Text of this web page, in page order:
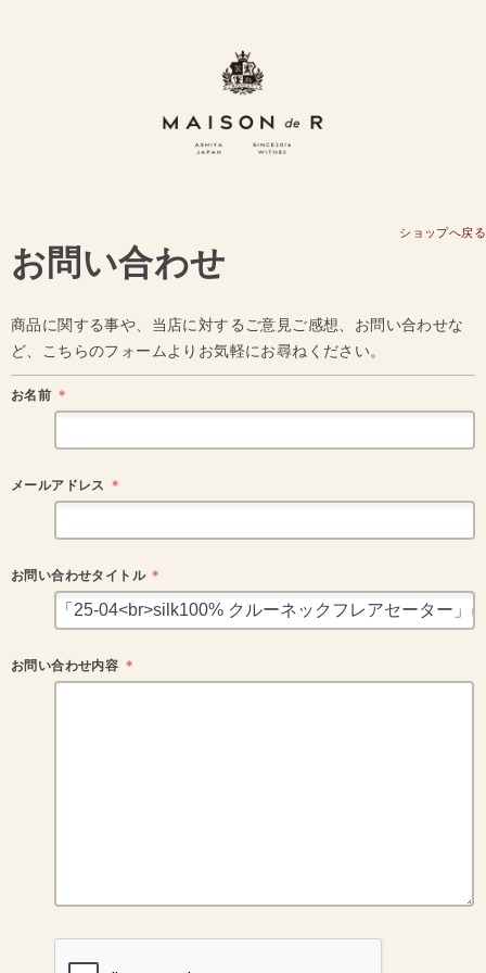
ショップへ戻る
お問い合わせ
商品に関する事や、当店に対するご意見ご感想、お問い合わせな
ど、こちらのフォームよりお気軽にお尋ねください。
お名前 ＊
メールアドレス ＊
お問い合わせタイトル ＊
お問い合わせ内容 ＊